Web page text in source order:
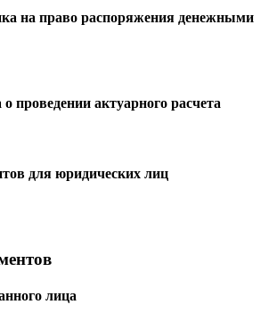
на право распоряжения денежными
проведении актуарного расчета
для юридических лиц
лица